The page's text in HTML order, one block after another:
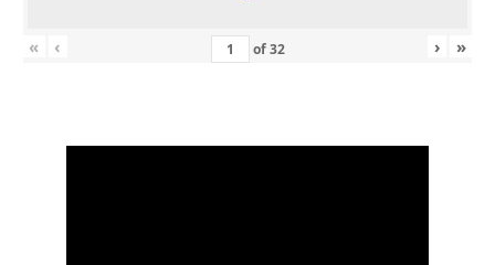
« ‹ of32 › »